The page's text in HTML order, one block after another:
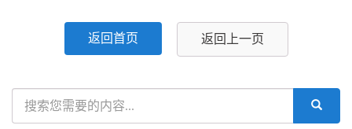
返回首页 返回上一页